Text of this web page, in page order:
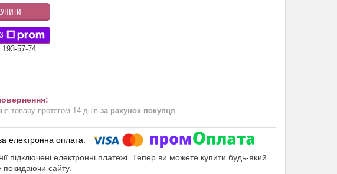
57-74
товару протягом 14 днів за рахунок покупця
підключені електронні платежі. Тепер ви можете купити будь-який
покидаючи сайту.